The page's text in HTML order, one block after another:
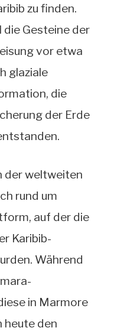
zu finden.
die Gesteine der
vor etwa
glaziale
die
der Erde
der weltweiten
rund um
auf der die
Karibib-
Während
in Marmore
heute den